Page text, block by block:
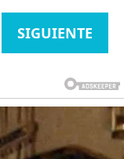
SIGUIENTE